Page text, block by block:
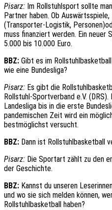
Pisarz: Im Rollstuhlsport sollte
Partner haben. Ob
(Transporter-Logistik,
muss finanziert werden. Ein
5.000 bis 10.000 Euro.
BBZ: Gibt es im
wie eine Bundesliga?
Pisarz: Es gibt die
Rollstuhl-Sportverband e.V.
Landesliga bis in die erste
pandemischen Zeit wird ein
bestmöglichst versucht.
BBZ: Dann ist Rollstuhlbasketball
Pisarz: Die Sportart zählt zu den
der Geschichte.
BBZ: Kannst du unseren
und wo sie sich melden können,
Rollstuhlbasketball haben?